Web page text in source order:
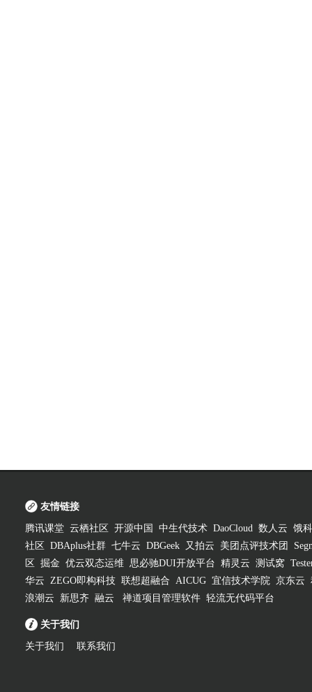
友情链接
腾讯课堂 云栖社区 开源中国 中生代技术 DaoCloud 数人云 饿
社区
DBAplus社群 七牛云 DBGeek 又拍云 美团点评技术团
区
掘金 优云双态运维 思必驰DUI开放平台 精灵云 测试窝
华云 ZEGO即构科技 联想超融合 AICUG 宜信技术学院 京东云
浪潮云
新思齐 融云 禅道项目管理软件 轻流无代码平台
关于我们
关于我们 联系我们